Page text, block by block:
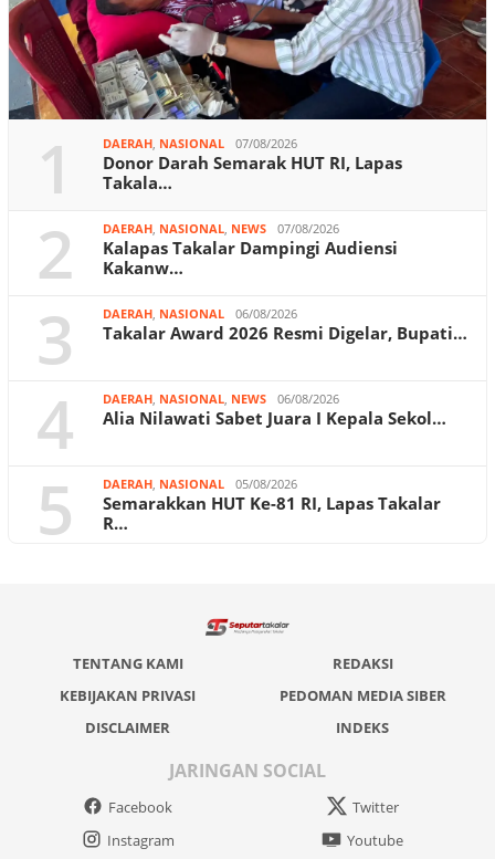
1 DAERAH, NASIONAL 07/08/2026
Donor Darah Semarak HUT RI, Lapas
Takala…
2 DAERAH, NASIONAL, NEWS 07/08/2026
Kalapas Takalar Dampingi Audiensi
Kakanw…
3 DAERAH, NASIONAL 06/08/2026
Takalar Award 2026 Resmi Digelar, Bupati…
4 DAERAH, NASIONAL, NEWS 06/08/2026
Alia Nilawati Sabet Juara I Kepala Sekol…
5 DAERAH, NASIONAL 05/08/2026
Semarakkan HUT Ke-81 RI, Lapas Takalar
R…
TENTANG KAMI
REDAKSI
KEBIJAKAN PRIVASI
PEDOMAN MEDIA SIBER
DISCLAIMER
INDEKS
JARINGAN SOCIAL
Facebook
Twitter
Instagram
Youtube